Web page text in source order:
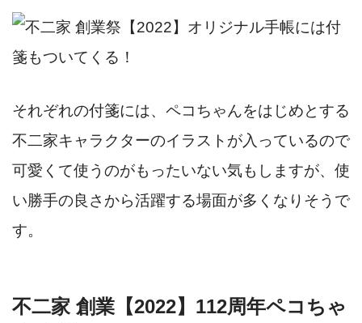
それぞれの付箋には、ペコちゃんをはじめとする
不二家キャラクターのイラストが入っているので
可愛くて使うのがもったいない気もしますが、使
い勝手の良さから活躍する場面が多くなりそうで
す。
不二家 創業【2022】112周年ペコちゃ